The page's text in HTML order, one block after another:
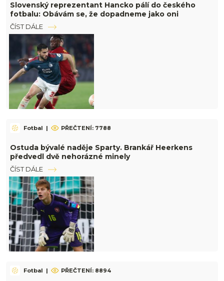
Slovenský reprezentant Hancko pálí do českého
fotbalu: Obávám se, že dopadneme jako oni
ČÍST DÁLE
Fotbal | PŘEČTENÍ: 7788
Ostuda bývalé naděje Sparty. Brankář Heerkens
předvedl dvě nehorázné minely
ČÍST DÁLE
Fotbal | PŘEČTENÍ: 8894